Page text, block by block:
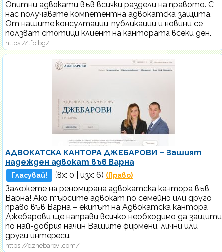
Опитни адвокати във всички раздели на правото. С
нас получавате компетентна адвокатска защита.
От нашите консултации, публикации и новини се
ползват стотици клиент на кантората всеки ден.
https://tfb.bg/
АДВОКАТСКА КАНТОРА ДЖЕБАРОВИ – Вашият
надежден адвокат във Варна
Гласувай! (вх: 0 | изх: 6) (Право)
Заложете на реномирана адвокатска кантора във
Варна! Ако търсите адвокат по семейно или друго
право във Варна – екипът на Адвокатска кантора
Джебарови ще направи всичко необходимо да защити
по най-добрия начин Вашите фирмени, лични или
други интереси.
https://dzhebarovi.com/